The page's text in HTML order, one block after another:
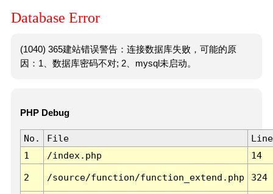
Database Error
(1040) 365建站错误警告：连接数据库失败，可能的原
因：1、数据库密码不对; 2、mysql未启动。
PHP Debug
No. File
Line
1
/index.php 14
2 /source/function/function_extend.php 324